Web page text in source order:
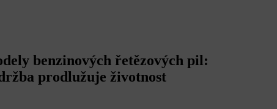
benzinových řetězových pil:
prodlužuje životnost